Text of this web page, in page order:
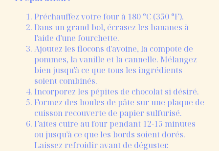
Préchauffez votre four à 180 °C (350 °F).
Dans un grand bol, écrasez les bananes à
l'aide d'une fourchette.
Ajoutez les flocons d'avoine, la compote de
pommes, la vanille et la cannelle. Mélangez
bien jusqu'à ce que tous les ingrédients
soient combinés.
Incorporez les pépites de chocolat si désiré.
Formez des boules de pâte sur une plaque de
cuisson recouverte de papier sulfurisé.
Faites cuire au four pendant 12-15 minutes
ou jusqu'à ce que les bords soient dorés.
Laissez refroidir avant de déguster.